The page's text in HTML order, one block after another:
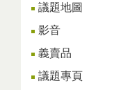
議題地圖
影音
義賣品
議題專頁